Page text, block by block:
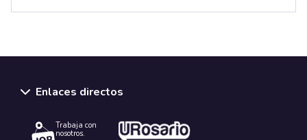
Enlaces directos
Trabaja con
nosotros.